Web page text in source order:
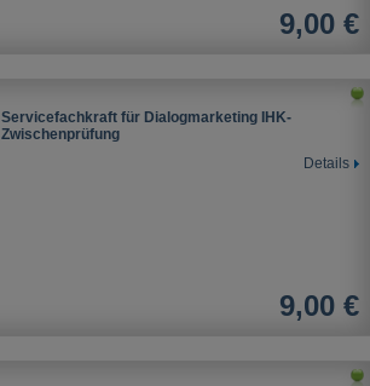
9,00 €
Servicefachkraft für Dialogmarketing IHK-
Zwischenprüfung
Details
9,00 €